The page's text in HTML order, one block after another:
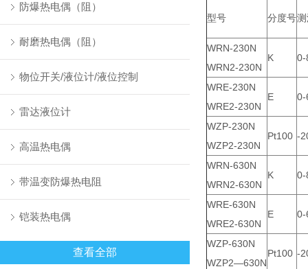
防爆热电偶（阻）
耐磨热电偶（阻）
物位开关/液位计/液位控制
雷达液位计
高温热电偶
带温变防爆热电阻
铠装热电偶
查看全部
型号 分度号
WRN-230N
WRN2-230N
K 0-
WRE-230N
WRE2-230N
E 0-
WZP-230N
WZP2-230N
Pt100 -
WRN-630N
WRN2-630N
K 0-
WRE-630N
WRE2-630N
E 0-
WZP-630N
WZP2—630N
Pt100 -